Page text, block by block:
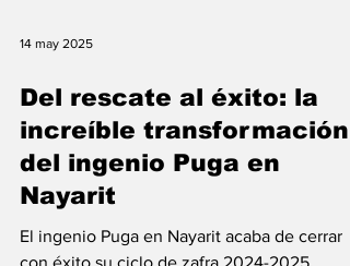
14 may 2025
Del rescate al éxito: la
increíble transformación